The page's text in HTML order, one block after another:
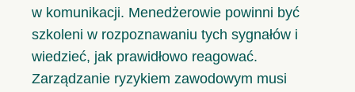
w komunikacji. Menedżerowie powinni być
szkoleni w rozpoznawaniu tych sygnałów i
wiedzieć, jak prawidłowo reagować.
Zarządzanie ryzykiem zawodowym musi